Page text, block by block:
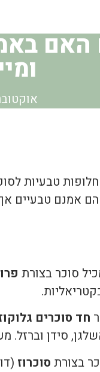
האם
אוקטובר 3,
טבעיות
אמנם טבעיים
סוכר בצורת
חד סוכרים
בצורת סוכרוז